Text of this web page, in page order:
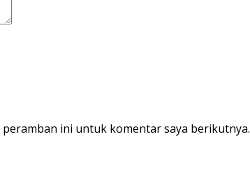
peramban ini untuk komentar saya berikutnya.